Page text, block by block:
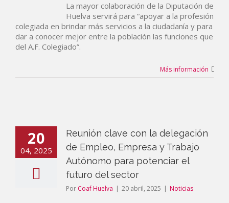
La mayor colaboración de la Diputación de
Huelva servirá para “apoyar a la profesión
colegiada en brindar más servicios a la ciudadanía y para
dar a conocer mejor entre la población las funciones que
del A.F. Colegiado”.
Más información
20
04, 2025
Reunión clave con la delegación
de Empleo, Empresa y Trabajo
Autónomo para potenciar el
futuro del sector
Por Coaf Huelva | 20 abril, 2025 | Noticias